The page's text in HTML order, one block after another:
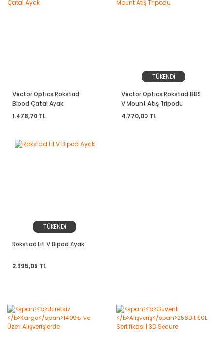
Vector Optics Rokstad
Bipod Çatal Ayak
1.478,70 TL
TÜKENDİ
Vector Optics Rokstad BBS
V Mount Atış Tripodu
4.770,00 TL
TÜKENDİ
Rokstad Lit V Bipod Ayak
2.695,05 TL